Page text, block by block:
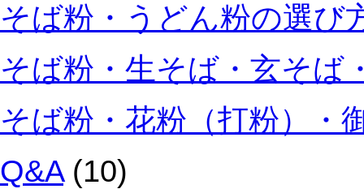
そば粉・うどん粉の選び
そば粉・生そば・玄そば
そば粉・花粉（打粉）・
Q&A(10)